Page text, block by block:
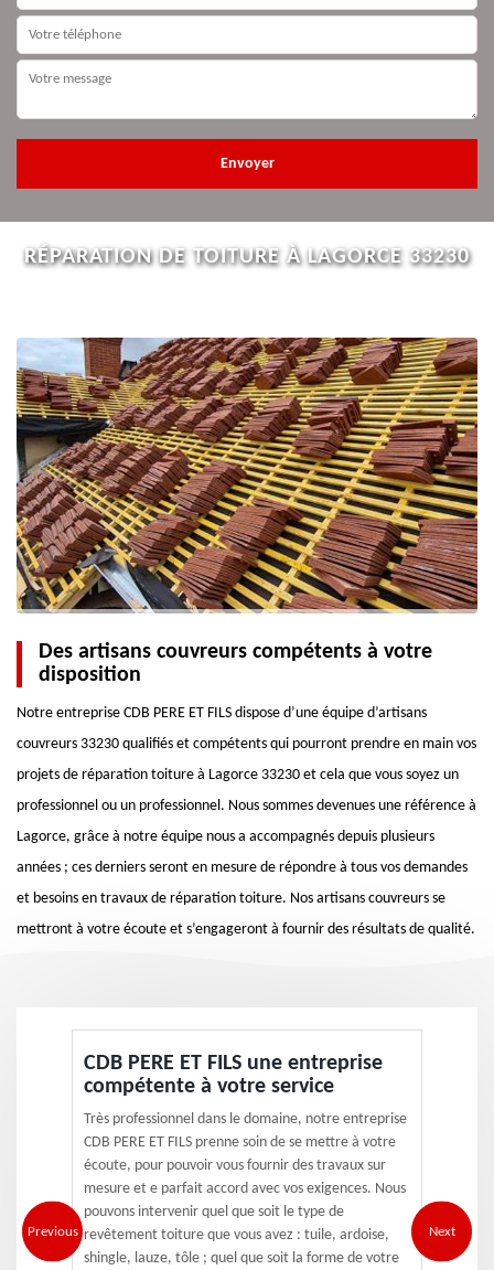
RÉPARATION DE TOITURE À LAGORCE 33230
Des artisans couvreurs compétents à votre
disposition
Notre entreprise CDB PERE ET FILS dispose d’une équipe d’artisans
couvreurs 33230 qualifiés et compétents qui pourront prendre en main vos
projets de réparation toiture à Lagorce 33230 et cela que vous soyez un
professionnel ou un professionnel. Nous sommes devenues une référence à
Lagorce, grâce à notre équipe nous a accompagnés depuis plusieurs
années ; ces derniers seront en mesure de répondre à tous vos demandes
et besoins en travaux de réparation toiture. Nos artisans couvreurs se
mettront à votre écoute et s’engageront à fournir des résultats de qualité.
Previous
CDB PERE ET FILS une entreprise
compétente à votre service
Très professionnel dans le domaine, notre entreprise
CDB PERE ET FILS prenne soin de se mettre à votre
écoute, pour pouvoir vous fournir des travaux sur
mesure et e parfait accord avec vos exigences. Nous
pouvons intervenir quel que soit le type de
revêtement toiture que vous avez : tuile, ardoise,
shingle, lauze, tôle ; quel que soit la forme de votre
Next